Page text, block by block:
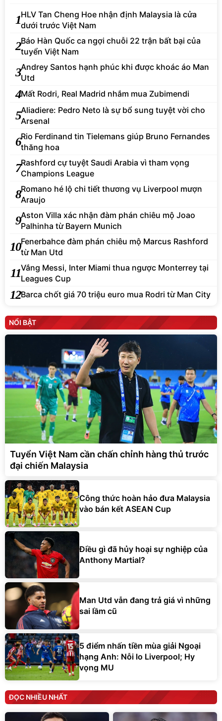
1HLV Tan Cheng Hoe nhận định Malaysia là cửa
dưới trước Việt Nam
2Báo Hàn Quốc ca ngợi chuỗi 22 trận bất bại của
tuyển Việt Nam
3Andrey Santos hạnh phúc khi được khoác áo Man
Utd
4Mất Rodri, Real Madrid nhắm mua Zubimendi
5Aliadiere: Pedro Neto là sự bổ sung tuyệt vời cho
Arsenal
6Rio Ferdinand tin Tielemans giúp Bruno Fernandes
thăng hoa
7Rashford cự tuyệt Saudi Arabia vì tham vọng
Champions League
8Romano hé lộ chi tiết thương vụ Liverpool mượn
Araujo
9Aston Villa xác nhận đàm phán chiêu mộ Joao
Palhinha từ Bayern Munich
10Fenerbahce đàm phán chiêu mộ Marcus Rashford
từ Man Utd
11Vắng Messi, Inter Miami thua ngược Monterrey tại
Leagues Cup
12Barca chốt giá 70 triệu euro mua Rodri từ Man City
NỔI BẬT
Tuyển Việt Nam cần chấn chỉnh hàng thủ trước
đại chiến Malaysia
Công thức hoàn hảo đưa Malaysia
vào bán kết ASEAN Cup
Điều gì đã hủy hoại sự nghiệp của
Anthony Martial?
Man Utd vẫn đang trả giá vì những
sai lầm cũ
5 điểm nhấn tiền mùa giải Ngoại
hạng Anh: Nỗi lo Liverpool; Hy
vọng MU
ĐỌC NHIỀU NHẤT